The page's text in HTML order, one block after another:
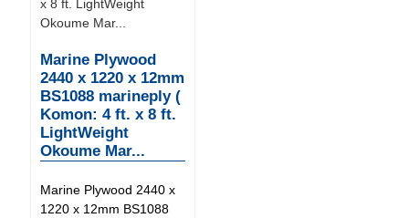
Marine Plywood
2440 x 1220 x 12mm
BS1088 marineply (
Komon: 4 ft. x 8 ft.
LightWeight
Okoume Mar...
Marine Plywood 2440 x
1220 x 12mm BS1088